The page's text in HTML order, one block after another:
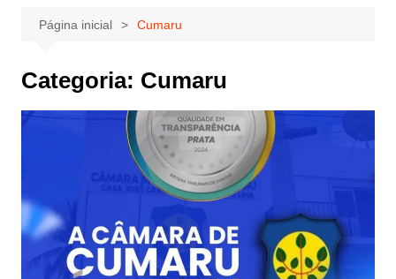
Página inicial Cumaru
Categoria: Cumaru